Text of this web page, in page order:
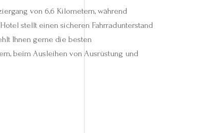
von 6,6 Kilometern, während
stellt einen sicheren Fahrradunterstand
Ihnen gerne die besten
beim Ausleihen von Ausrüstung und